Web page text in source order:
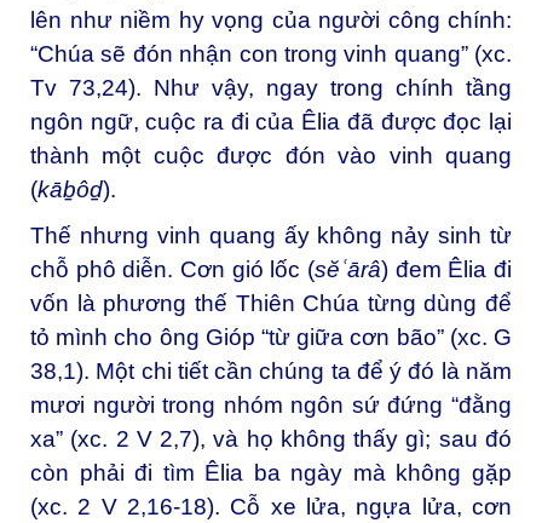
lên như niềm hy vọng của người công chính:
“Chúa sẽ đón nhận con trong vinh quang” (xc.
Tv 73,24). Như vậy, ngay trong chính tầng
ngôn ngữ, cuộc ra đi của Êlia đã được đọc lại
thành một cuộc được đón vào vinh quang
(kāḇôḏ).
Thế nhưng vinh quang ấy không nảy sinh từ
chỗ phô diễn. Cơn gió lốc (sĕʿārâ) đem Êlia đi
vốn là phương thế Thiên Chúa từng dùng để
tỏ mình cho ông Gióp “từ giữa cơn bão” (xc. G
38,1). Một chi tiết cần chúng ta để ý đó là năm
mươi người trong nhóm ngôn sứ đứng “đằng
xa” (xc. 2 V 2,7), và họ không thấy gì; sau đó
còn phải đi tìm Êlia ba ngày mà không gặp
(xc. 2 V 2,16-18). Cỗ xe lửa, ngựa lửa, cơn